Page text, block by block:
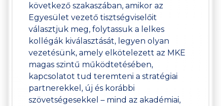
következő szakaszában, amikor az
Egyesület vezető tisztségviselőit
választjuk meg, folytassuk a lelkes
kollégák kiválasztását, legyen olyan
vezetésünk, amely elkötelezett az MKE
magas szintű működtetésében,
kapcsolatot tud teremteni a stratégiai
partnerekkel, új és korábbi
szövetségesekkel – mind az akadémiai,